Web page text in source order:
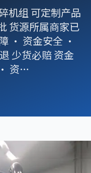
机组 可定制产品
货源所属商家已
· 资金安全 ·
少货必赔 资金
· 资…